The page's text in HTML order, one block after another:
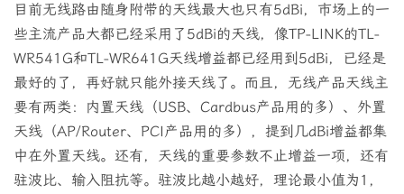
目前无线路由随身附带的天线最大也只有5dBi，市场上的一
些主流产品大都已经采用了5dBi的天线，像TP-LINK的TL-
WR541G和TL-WR641G天线增益都已经用到5dBi，已经是
最好的了，再好就只能外接天线了。而且，无线产品天线主
要有两类：内置天线（USB、Cardbus产品用的多）、外置
天线（AP/Router、PCI产品用的多），提到几dBi增益都集
中在外置天线。还有，天线的重要参数不止增益一项，还有
驻波比、输入阻抗​​等。驻波比越小越好，理论最小值为1，